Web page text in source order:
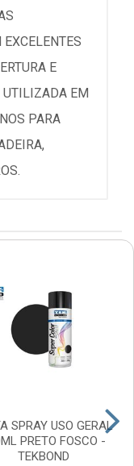
E
UTILIZADA EM
PARA
SPRAY USO GERAL
PRETO FOSCO -
TEKBOND